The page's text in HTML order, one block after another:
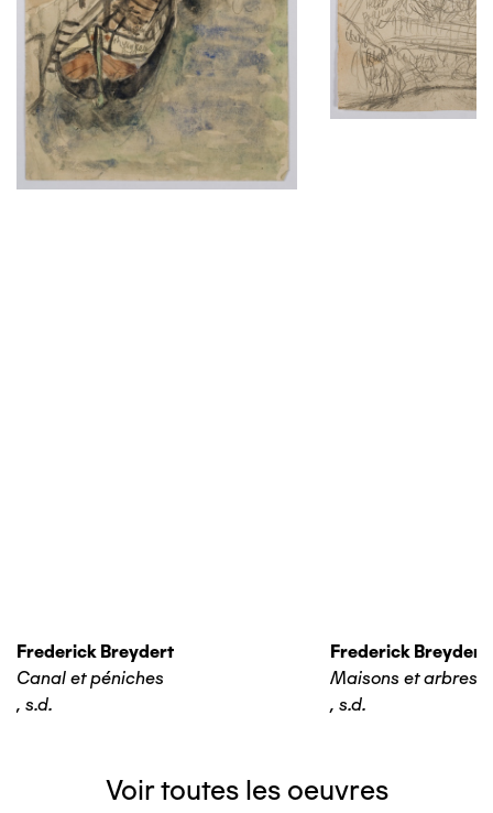
Frederick Breydert
Canal et péniches
, s.d.
Frederick Breydert
Maisons et arbres
, s.d.
Voir toutes les oeuvres